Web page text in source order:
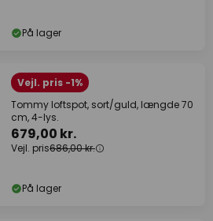
På lager
Vejl. pris -1%
Tommy loftspot, sort/guld, længde 70
cm, 4-lys.
679,00 kr.
Vejl. pris686,00 kr.
På lager